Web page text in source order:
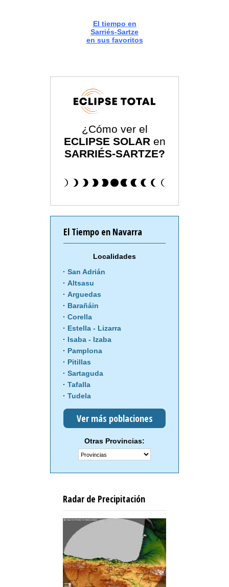
El tiempo en
Sarriés-Sartze
en sus favoritos
¿Cómo ver el
ECLIPSE SOLAR en
SARRIÉS-SARTZE?
El Tiempo en Navarra
Localidades
San Adrián
Altsasu
Arguedas
Barañáin
Corella
Estella - Lizarra
Isaba - Izaba
Pamplona
Pitillas
Sartaguda
Tafalla
Tudela
Ver más poblaciones
Otras Provincias:
Radar de Precipitación